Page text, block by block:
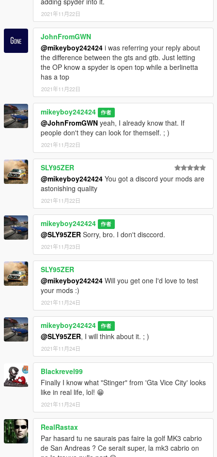
2021年11月22日
JohnFromGWN
@mikeyboy242424 i was referring your reply about
the difference between the gts and gtb. Just letting
the OP know a spyder is open top while a berlinetta
has a top
2021年11月22日
mikeyboy242424 作者
@JohnFromGWN yeah, I already know that. If
people don't they can look for themself. ; )
2021年11月22日
SLY95ZER
@mikeyboy242424 You got a discord your mods are
astonishing quality
2021年11月22日
mikeyboy242424 作者
@SLY95ZER Sorry, bro. I don't disccord.
2021年11月23日
SLY95ZER
@mikeyboy242424 Will you get one I'd love to test
your mods :)
2021年11月24日
mikeyboy242424 作者
@SLY95ZER, I will think about it. ; )
2021年11月24日
Blackrevel99
Finally I know what "Stinger" from 'Gta Vice City' looks
like in real life, lol! 😁
2021年11月24日
RealRastax
Par hasard tu ne saurais pas faire la golf MK3 cabrio
de San Andreas ? Ce serait super, la mk3 cabrio on